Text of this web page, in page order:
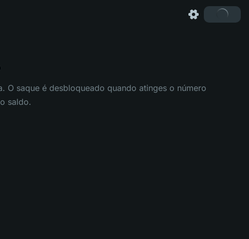
saque é desbloqueado quando atinges o número
saldo.